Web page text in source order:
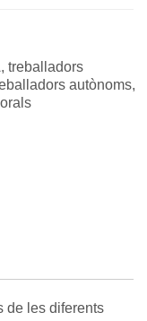
treballadors
autònoms,
de les diferents